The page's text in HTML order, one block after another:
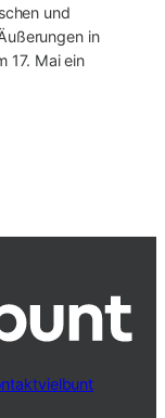
und
in
17. Mai ein
vielbunt